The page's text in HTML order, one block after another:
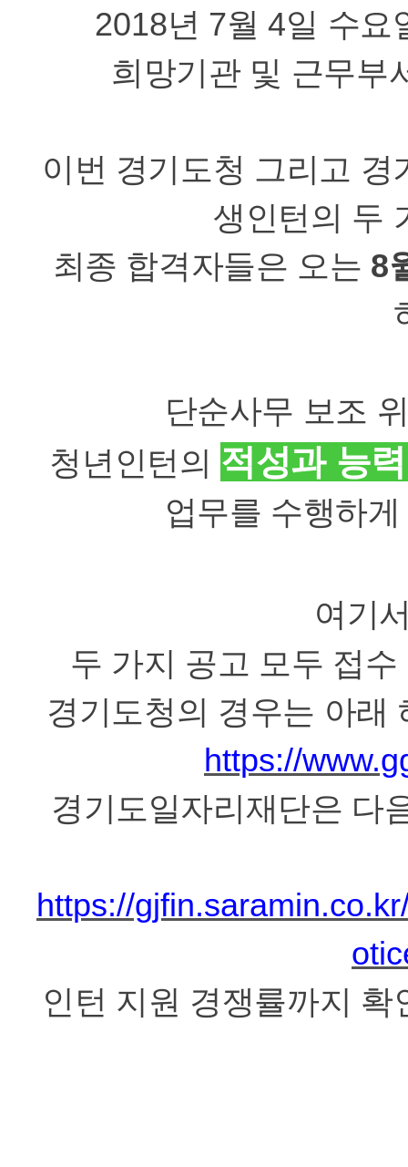
2018년 7월4일 수요
희망기관 및 근무부
이번 경기도청 그리고
생인턴의 두
최종 합격자들은 오는 8
단순사무 보조
청년인턴의 적성과 능
업무를 수행하
여기
두 가지 공고 모두 접
경기도청의 경우는 아래
https://
경기도일자리재단은 다
https://
인턴 지원 경쟁률까지